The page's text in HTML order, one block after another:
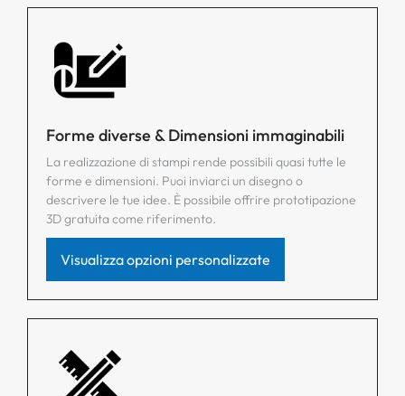
Forme diverse & Dimensioni immaginabili
La realizzazione di stampi rende possibili quasi tutte le
forme e dimensioni. Puoi inviarci un disegno o
descrivere le tue idee. È possibile offrire prototipazione
3D gratuita come riferimento.
Visualizza opzioni personalizzate